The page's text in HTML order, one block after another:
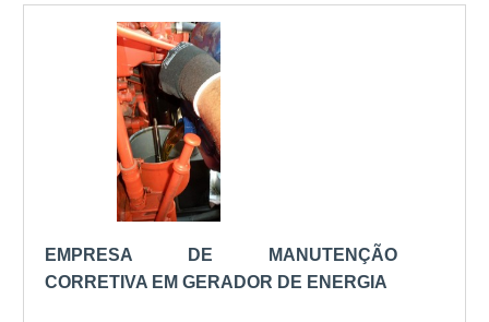
a implantação da indústria 4.0, a empresa
antecipa dados de manutenção e temos
condições de avaliar nossos equipamentos na
palma da mão, o tempo todo..
EMPRESA DE MANUTENÇÃO
CORRETIVA EM GERADOR DE ENERGIA